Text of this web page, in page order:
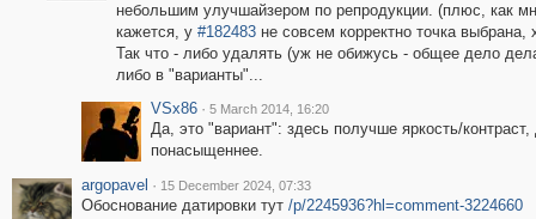
небольшим улучшайзером по репродукции. (плюс, как
кажется, у #182483не совсем корректно точка выбрана,
Так что - либо удалять (уж не обижусь - общее дело
либо в "варианты"...
VSx86 · 5 March 2014, 16:20
Да, это "вариант": здесь получше яркость/контраст,
понасыщеннее.
argopavel · 15 December 2024, 07:33
Обоснование датировки тут /p/2245936?hl=comment-3224660